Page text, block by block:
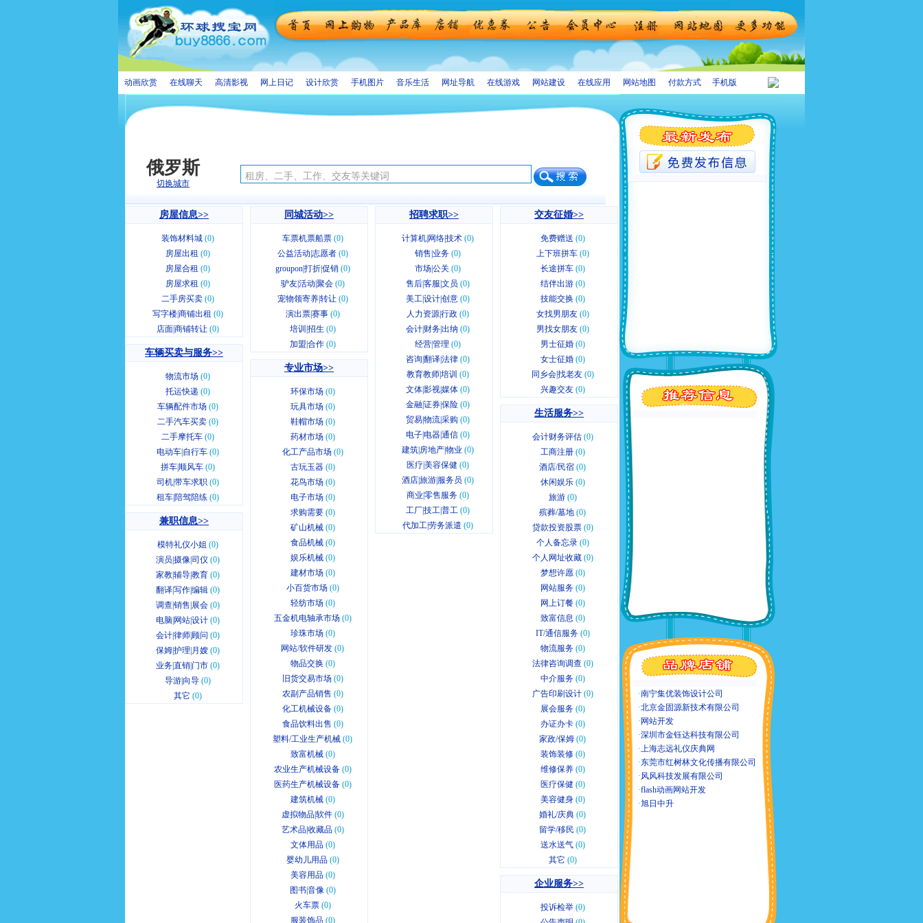
动画欣赏 在线聊天 高清影视 网上日记 设计欣赏 手机图片 音乐生活 网址导航 在线游戏 网站建设 在线应用 网站地图 付款方式 手机版
俄罗斯
切换城市
房屋信息>>
装饰材料城 (0)
房屋出租 (0)
房屋合租 (0)
房屋求租 (0)
二手房买卖 (0)
写字楼|商铺出租 (0)
店面|商铺转让 (0)
车辆买卖与服务>>
物流市场 (0)
托运快递 (0)
车辆配件市场 (0)
二手汽车买卖 (0)
二手摩托车 (0)
电动车|自行车 (0)
拼车|顺风车 (0)
司机|带车求职 (0)
租车|陪驾陪练 (0)
兼职信息>>
模特礼仪小姐 (0)
演员|摄像|司仪 (0)
家教|辅导|教育 (0)
翻译|写作|编辑 (0)
调查|销售|展会 (0)
电脑|网站|设计 (0)
会计|律师|顾问 (0)
保姆|护理|月嫂 (0)
业务|直销|门市 (0)
导游|向导 (0)
其它 (0)
同城活动>>
车票机票船票 (0)
公益活动|志愿者 (0)
groupon|打折|促销 (0)
驴友|活动|聚会 (0)
宠物领寄养|转让 (0)
演出票|赛事 (0)
培训|招生 (0)
加盟|合作 (0)
专业市场>>
环保市场 (0)
玩具市场 (0)
鞋帽市场 (0)
药材市场 (0)
化工产品市场 (0)
古玩玉器 (0)
花鸟市场 (0)
电子市场 (0)
求购需要 (0)
矿山机械 (0)
食品机械 (0)
娱乐机械 (0)
建材市场 (0)
小百货市场 (0)
轻纺市场 (0)
五金机电轴承市场 (0)
珍珠市场 (0)
网站/软件研发 (0)
物品交换 (0)
旧货交易市场 (0)
农副产品销售 (0)
化工机械设备 (0)
食品饮料出售 (0)
塑料/工业生产机械 (0)
致富机械 (0)
农业生产机械设备 (0)
医药生产机械设备 (0)
建筑机械 (0)
虚拟物品|软件 (0)
艺术品|收藏品 (0)
文体用品 (0)
婴幼儿用品 (0)
美容用品 (0)
图书|音像 (0)
火车票 (0)
服装饰品 (0)
招聘求职>>
计算机|网络|技术 (0)
销售|业务 (0)
市场|公关 (0)
售后|客服|文员 (0)
美工|设计|创意 (0)
人力资源|行政 (0)
会计|财务|出纳 (0)
经营|管理 (0)
咨询|翻译|法律 (0)
教育教师|培训 (0)
文体|影视|媒体 (0)
金融|证券|保险 (0)
贸易|物流|采购 (0)
电子|电器|通信 (0)
建筑|房地产|物业 (0)
医疗|美容保健 (0)
酒店|旅游|服务员 (0)
商业|零售服务 (0)
工厂|技工|普工 (0)
代加工|劳务派遣 (0)
交友征婚>>
免费赠送 (0)
上下班拼车 (0)
长途拼车 (0)
结伴出游 (0)
技能交换 (0)
女找男朋友 (0)
男找女朋友 (0)
男士征婚 (0)
女士征婚 (0)
同乡会|找老友 (0)
兴趣交友 (0)
生活服务>>
会计财务评估 (0)
工商注册 (0)
酒店/民宿 (0)
休闲娱乐 (0)
旅游 (0)
殡葬/墓地 (0)
贷款投资股票 (0)
个人备忘录 (0)
个人网址收藏 (0)
梦想许愿 (0)
网站服务 (0)
网上订餐 (0)
致富信息 (0)
IT/通信服务 (0)
物流服务 (0)
法律咨询调查 (0)
中介服务 (0)
广告印刷设计 (0)
展会服务 (0)
办证办卡 (0)
家政/保姆 (0)
装饰装修 (0)
维修保养 (0)
医疗保健 (0)
美容健身 (0)
婚礼/庆典 (0)
留学/移民 (0)
送水送气 (0)
其它 (0)
企业服务>>
投诉检举 (0)
·南宁集优装饰设计公司
·北京金固源新技术有限公司
· 网站开发
·深圳市金钰达科技有限公司
·上海志远礼仪庆典网
·东莞市红树林文化传播有限公司
·风风科技发展有限公司
·flash动画网站开发
·旭日中升